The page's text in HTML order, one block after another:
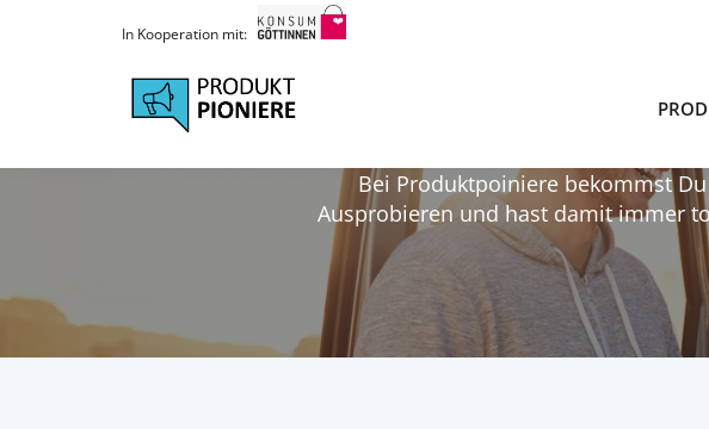
In Kooperation mit:
KOSTENLOS PRODUKTE
Bei Produktpoiniere bekommst
Ausprobieren und hast damit immer